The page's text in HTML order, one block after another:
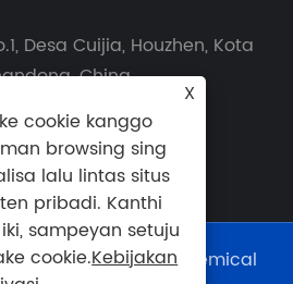
Desa Cuijia, Houzhen, Kota
China
Golden Chemical
X
cookie kanggo
browsing sing
lalu lintas situs
pribadi. Kanthi
sampeyan setuju
cookie.Kebijakan